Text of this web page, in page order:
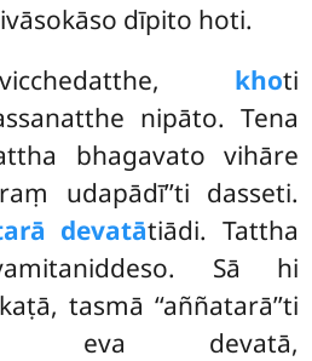
dīpito hoti.
khoti
nipāto. Tena
bhagavato vihāre
udapādī’’ti dasseti.
devatātiādi. Tattha
Sā hi
tasmā ‘‘aññatarā’’ti
eva devatā,